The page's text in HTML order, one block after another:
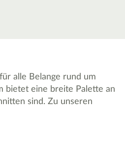
alle Belange rund um
bietet eine breite Palette an
sind. Zu unseren